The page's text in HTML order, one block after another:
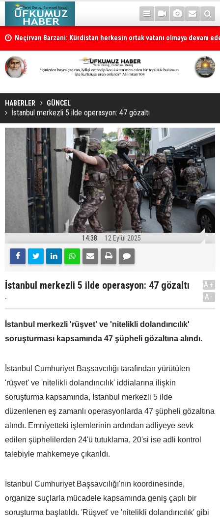
Neçirvan Barzani: Kürdistan herkesin ortak vatanı olmaya devam
HABERLER GÜNCEL
İstanbul merkezli 5 ilde operasyon: 47 gözaltı
14:38 12 Eylül 2025
İstanbul merkezli 5 ilde operasyon: 47 gözaltı
.
A+
A-
İstanbul merkezli 'rüşvet' ve 'nitelikli dolandırıcılık'
soruşturması kapsamında 47 şüpheli gözaltına alındı.
İstanbul Cumhuriyet Başsavcılığı tarafından yürütülen
'rüşvet' ve 'nitelikli dolandırıcılık' iddialarına ilişkin
soruşturma kapsamında, İstanbul merkezli 5 ilde
düzenlenen eş zamanlı operasyonlarda 47 şüpheli gözaltına
alındı. Emniyetteki işlemlerinin ardından adliyeye sevk
edilen şüphelilerden 24'ü tutuklama, 20'si ise adli kontrol
talebiyle mahkemeye çıkarıldı.
İstanbul Cumhuriyet Başsavcılığı'nın koordinesinde,
organize suçlarla mücadele kapsamında geniş çaplı bir
soruşturma başlatıldı. 'Rüşvet' ve 'nitelikli dolandırıcılık' gibi